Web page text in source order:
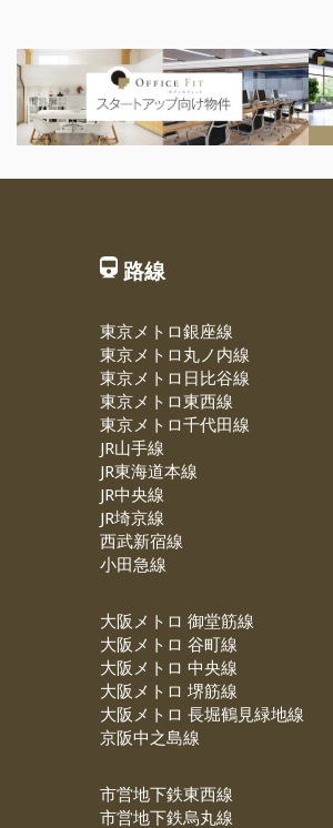
路線
東京メトロ銀座線
東京メトロ丸ノ内線
東京メトロ日比谷線
東京メトロ東西線
東京メトロ千代田線
JR山手線
JR東海道本線
JR中央線
JR埼京線
西武新宿線
小田急線
大阪メトロ 御堂筋線
大阪メトロ 谷町線
大阪メトロ 中央線
大阪メトロ 堺筋線
大阪メトロ 長堀鶴見緑地線
京阪中之島線
市営地下鉄東西線
市営地下鉄烏丸線